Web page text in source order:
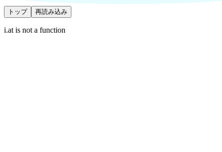
トップ 再読み込み
i.at is not a function